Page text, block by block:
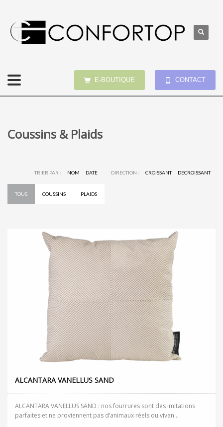
E-BOUTIQUE CONTACT
Coussins & Plaids
TRIER PAR : NOM DATE DIRECTION : CROISSANT DECROISSANT
TOUS COUSSINS PLAIDS
ALCANTARA VANELLUS SAND
ALCANTARA VANELLUS SAND : nos fourrures sont des imitations
parfaites et ne proviennent pas d’animaux réels ou vivan...